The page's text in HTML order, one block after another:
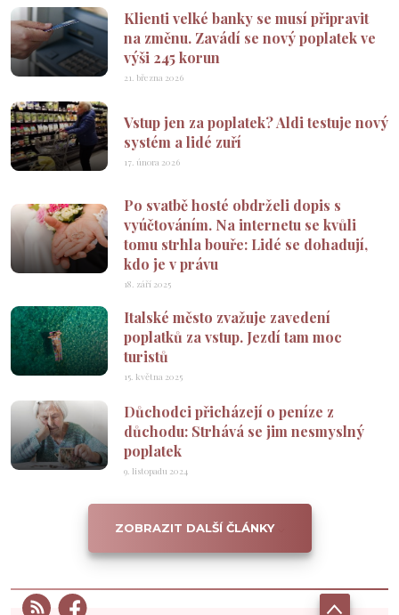
Klienti velké banky se musí připravit
na změnu. Zavádí se nový poplatek ve
výši 245 korun
21. března 2026
Vstup jen za poplatek? Aldi testuje nový
systém a lidé zuří
17. února 2026
Po svatbě hosté obdrželi dopis s
vyúčtováním. Na internetu se kvůli
tomu strhla bouře: Lidé se dohadují,
kdo je v právu
18. září 2025
Italské město zvažuje zavedení
poplatků za vstup. Jezdí tam moc
turistů
15. května 2025
Důchodci přicházejí o peníze z
důchodu: Strhává se jim nesmyslný
poplatek
9. listopadu 2024
ZOBRAZIT DALŠÍ ČLÁNKY